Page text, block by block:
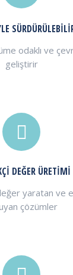
odaklı ve
geliştirir
DEĞER ÜRETİMİ
yaratan ve
çözümler